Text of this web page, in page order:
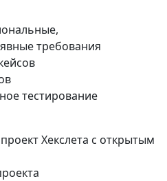
требования
тестирование
Хекслета с открытым